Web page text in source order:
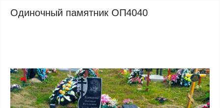
Одиночный памятник ОП4040